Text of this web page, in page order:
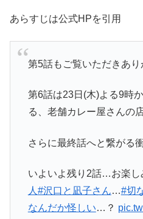
あらすじは公式HPを引用
第5話もご覧いただきあ
第6話は23日(木)よる9時
る、老舗カレー屋さんの
さらに最終話へと繋がる
いよいよ残り2話…お楽し
人 #沢口と凪子さん…#切
なんだか怪しい…？